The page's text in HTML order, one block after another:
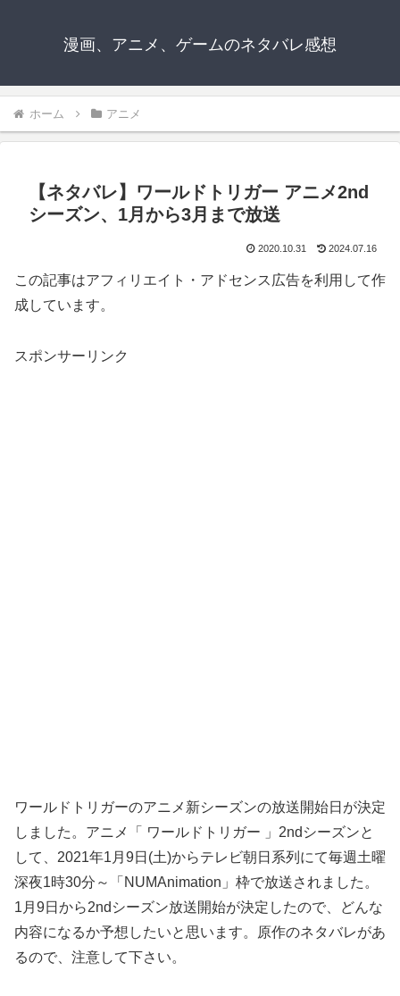
漫画、アニメ、ゲームのネタバレ感想
ホーム アニメ
【ネタバレ】ワールドトリガー アニメ2nd
シーズン、1月から3月まで放送
2020.10.31 2024.07.16
この記事はアフィリエイト・アドセンス広告を利用して作
成しています。
スポンサーリンク
ワールドトリガーのアニメ新シーズンの放送開始日が決定
しました。アニメ「 ワールドトリガー 」2ndシーズンと
して、2021年1月9日(土)からテレビ朝日系列にて毎週土曜
深夜1時30分～「NUMAnimation」枠で放送されました。
1月9日から2ndシーズン放送開始が決定したので、どんな
内容になるか予想したいと思います。原作のネタバレがあ
るので、注意して下さい。